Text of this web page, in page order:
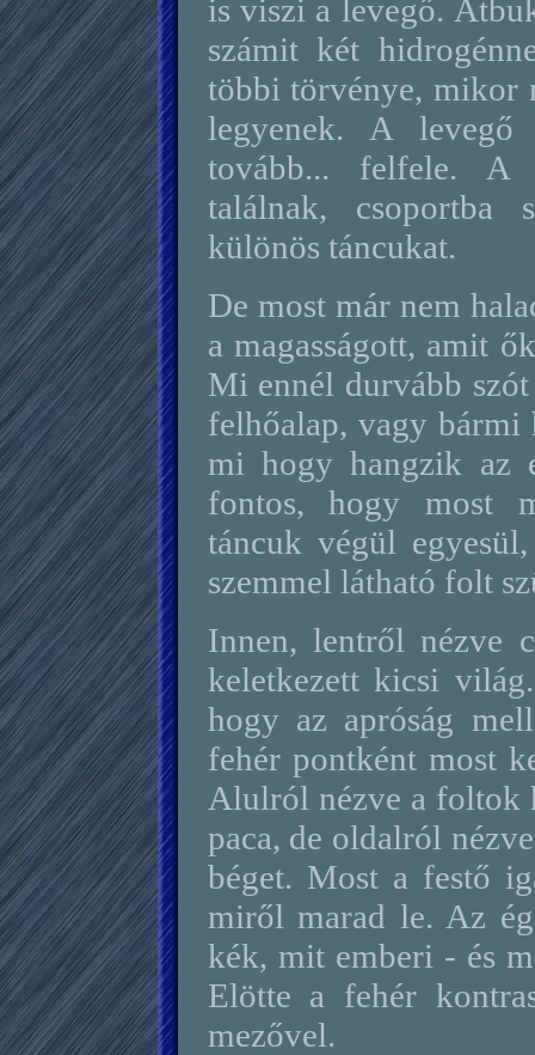
is viszi a levegő.
számit két
többi törvénye, mikor
legyenek. A
tovább... felfele. A
találnak, csoportba
különös táncukat.
De most már nem
a magasságott, amit
Mi ennél durvább
felhőalap, vagy bármi
mi hogy hangzik az
fontos, hogy most
táncuk végül
szemmel látható folt
Innen, lentről nézve
keletkezett kicsi
hogy az apróság
fehér pontként most
Alulról nézve a foltok
paca, de oldalról
béget. Most a festő
miről marad le. Az
kék, mit emberi - és
Elötte a fehér
mezővel.